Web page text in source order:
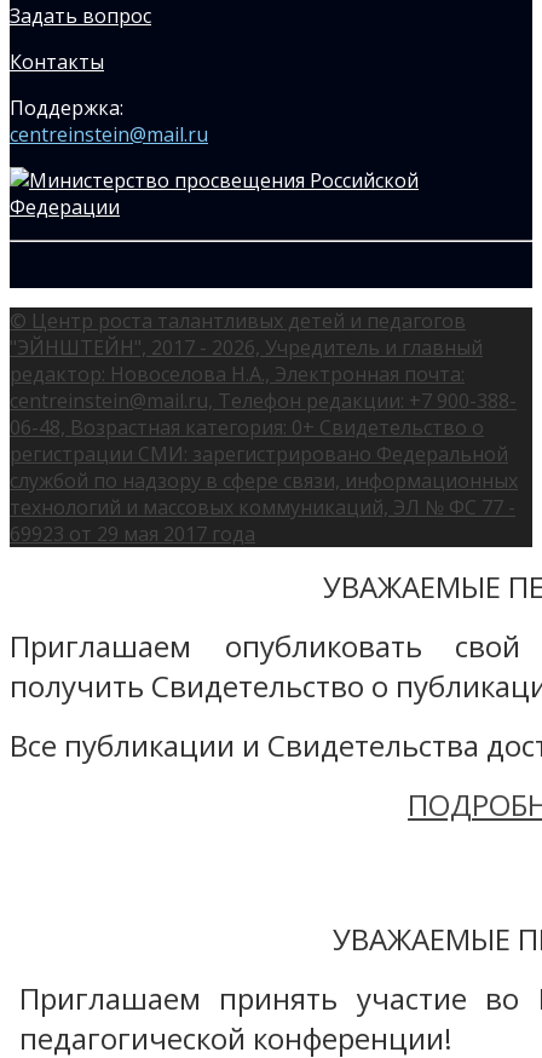
Задать вопрос
Контакты
Поддержка:
centreinstein@mail.ru
© Центр роста талантливых детей и педагогов
"ЭЙНШТЕЙН", 2017 - 2026, Учредитель и главный
редактор: Новоселова Н.А., Электронная почта:
centreinstein@mail.ru, Телефон редакции: +7 900-388-
06-48, Возрастная категория: 0+ Свидетельство о
регистрации СМИ: зарегистрировано Федеральной
службой по надзору в сфере связи, информационных
технологий и массовых коммуникаций, ЭЛ № ФС 77 -
69923 от 29 мая 2017 года
УВАЖАЕМЫЕ
Приглашаем опубликовать
получить Свидетельство о
Все публикации и Свидетельства
УВАЖАЕМЫЕ
Приглашаем принять участие во
педагогической конференции!